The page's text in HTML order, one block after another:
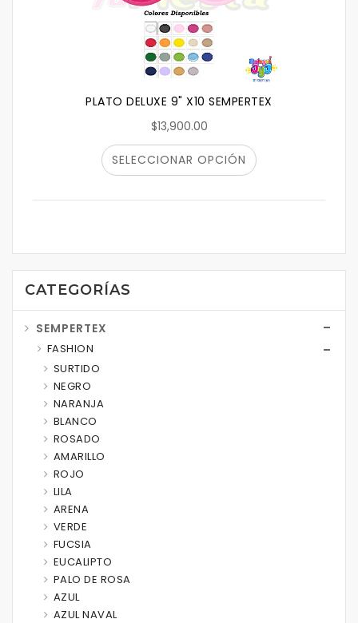
PLATO DELUXE 9" X10 SEMPERTEX
$13,900.00
SELECCIONAR OPCIÓN
CATEGORÍAS
SEMPERTEX
FASHION
SURTIDO
NEGRO
NARANJA
BLANCO
ROSADO
AMARILLO
ROJO
LILA
ARENA
VERDE
FUCSIA
EUCALIPTO
PALO DE ROSA
AZUL
AZUL NAVAL